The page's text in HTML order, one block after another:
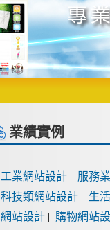
業績實例
工業網站設計 | 服務
科技類網站設計 | 生
網站設計 | 購物網站